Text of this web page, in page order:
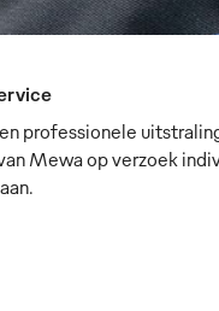
professionele
Mewa op verzoek